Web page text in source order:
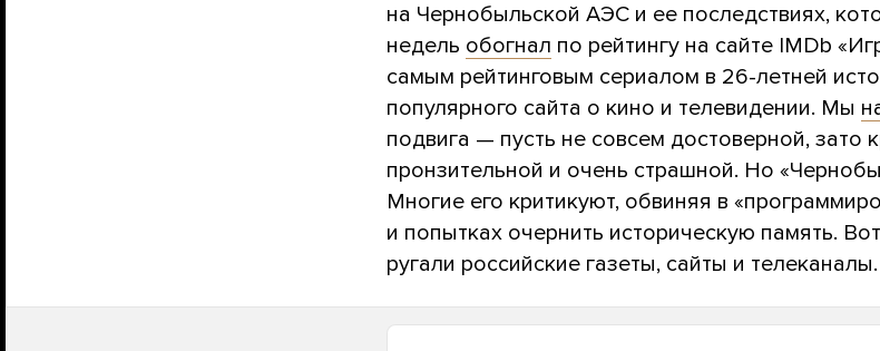
на Чернобыльской АЭС и ее последствиях,
недель обогнал по рейтингу на сайте IMDb
самым рейтинговым сериалом в 26-летней
популярного сайта о кино и телевидении. Мы
подвига — пусть не совсем достоверной, зато
пронзительной и очень страшной. Но
Многие его критикуют, обвиняя в
и попытках очернить историческую память.
ругали российские газеты, сайты и телеканалы.